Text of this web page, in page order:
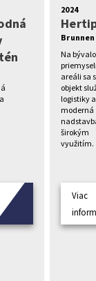
2024
Brunnen
Na
areáli sa
objekt
logistiky
moderná
širokým
využitím.
Viac